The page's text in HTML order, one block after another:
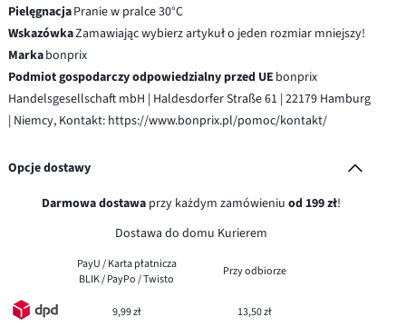
PielęgnacjaPranie w pralce 30°C
WskazówkaZamawiając wybierz artykuł o jeden rozmiar mniejszy!
Markabonprix
Podmiot gospodarczy odpowiedzialny przed UE bonprix
Handelsgesellschaft mbH | Haldesdorfer Straße 61 | 22179 Hamburg
| Niemcy, Kontakt: https://www.bonprix.pl/pomoc/kontakt/
Opcje dostawy
Darmowa dostawaprzy każdym zamówieniu od 199 zł!
Dostawa do domu Kurierem
PayU / Karta płatnicza
BLIK / PayPo / Twisto
Przy odbiorze
9,99 zł 13,50 zł